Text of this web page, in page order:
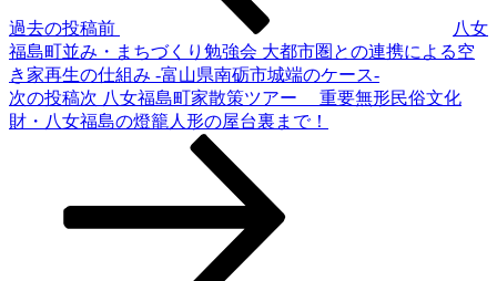
過去の投稿前
八女
福島町並み・まちづくり勉強会 大都市圏との連携による空
き家再生の仕組み -富山県南砺市城端のケース-
次の投稿次 八女福島町家散策ツアー 重要無形民俗文化
財・八女福島の燈籠人形の屋台裏まで！